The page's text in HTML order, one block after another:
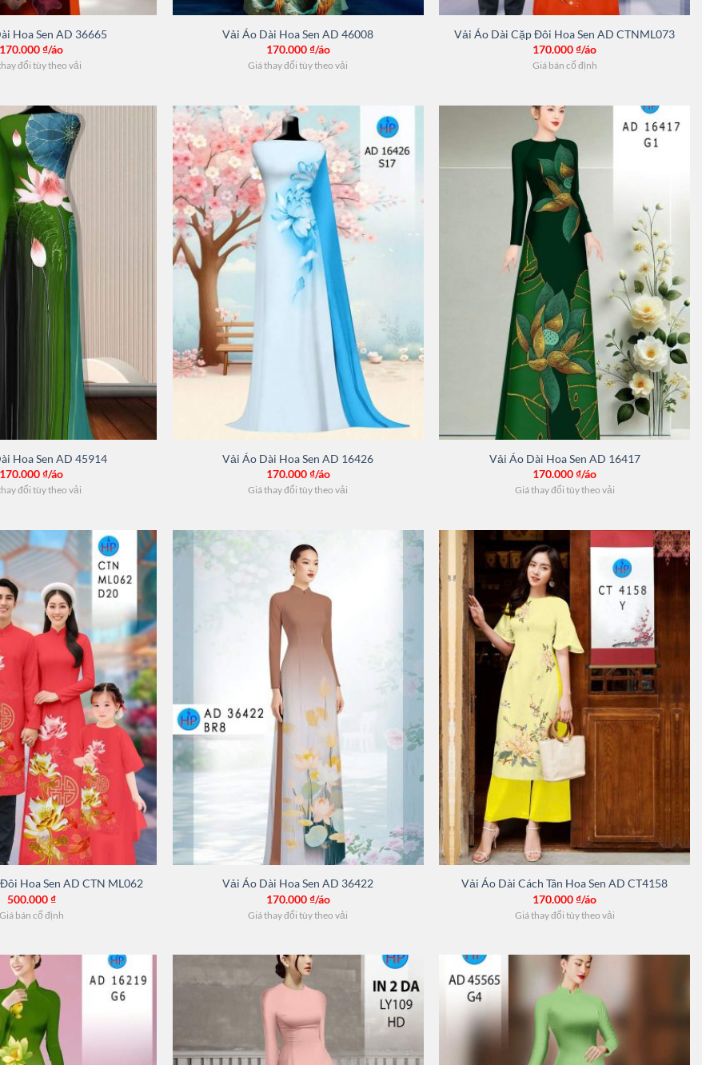
Hoa Sen AD 36665
170.000₫/áo
đổi tùy theo vải
Vải Áo Dài Hoa Sen AD 46008
170.000₫/áo
Giá thay đổi tùy theo vải
Vải Áo Dài Cặp Đôi Hoa Sen AD CTNML073
170.000₫/áo
Giá bán cố định
Hoa Sen AD 45914
170.000₫/áo
đổi tùy theo vải
Vải Áo Dài Hoa Sen AD 16426
170.000₫/áo
Giá thay đổi tùy theo vải
Vải Áo Dài Hoa Sen AD 16417
170.000₫/áo
Giá thay đổi tùy theo vải
Hoa Sen AD CTN ML062
500.000₫
Giá bán cố định
Vải Áo Dài Hoa Sen AD 36422
170.000₫/áo
Giá thay đổi tùy theo vải
Vải Áo Dài Cách Tân Hoa Sen AD CT4158
170.000₫/áo
Giá thay đổi tùy theo vải